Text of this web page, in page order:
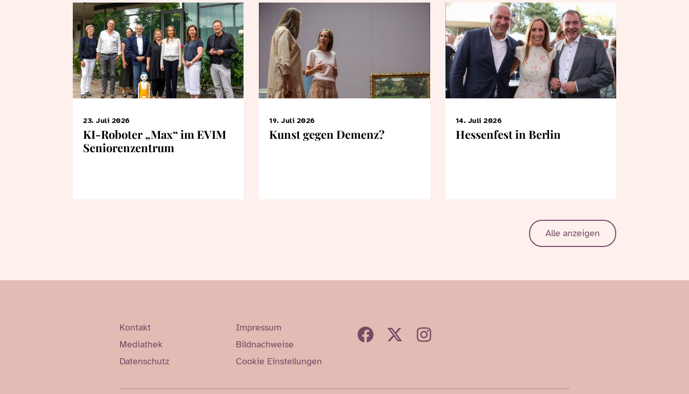
23. Juli 2026
KI-Roboter „Max“ im EVIM
Seniorenzentrum
19. Juli 2026
Kunst gegen Demenz?
14. Juli 2026
Hessenfest in Berlin
Alle anzeigen
Kontakt
Mediathek
Datenschutz
Impressum
Bildnachweise
Cookie Einstellungen